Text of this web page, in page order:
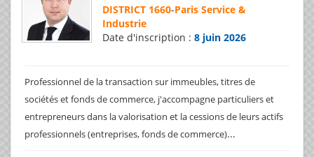
DISTRICT 1660-Paris Service &
Industrie
Date d'inscription : 8 juin 2026
Professionnel de la transaction sur immeubles, titres de
sociétés et fonds de commerce, j'accompagne particuliers et
entrepreneurs dans la valorisation et la cessions de leurs actifs
professionnels (entreprises, fonds de commerce)...